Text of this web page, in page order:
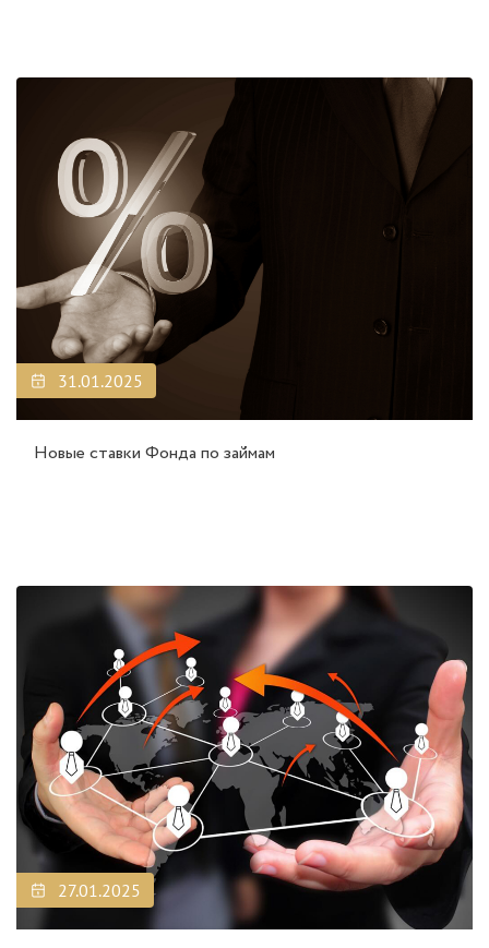
31.01.2025
Новые ставки Фонда по займам
27.01.2025